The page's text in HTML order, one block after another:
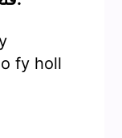
fy holl